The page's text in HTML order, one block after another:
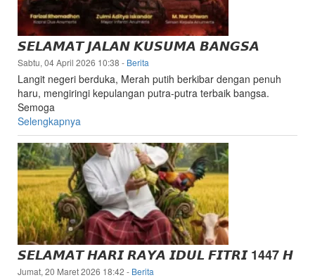
𝙎𝙀𝙇𝘼𝙈𝘼𝙏 𝙅𝘼𝙇𝘼𝙉 𝙆𝙐𝙎𝙐𝙈𝘼 𝘽𝘼𝙉𝙂𝙎𝘼
Sabtu, 04 April 2026 10:38 - Berita
Langit negeri berduka, Merah putih berkibar dengan penuh
haru, mengiringi kepulangan putra-putra terbaik bangsa.
Semoga
Selengkapnya
𝙎𝙀𝙇𝘼𝙈𝘼𝙏 𝙃𝘼𝙍𝙄 𝙍𝘼𝙔𝘼 𝙄𝘿𝙐𝙇 𝙁𝙄𝙏𝙍𝙄 1447 𝙃
Jumat, 20 Maret 2026 18:42 - Berita